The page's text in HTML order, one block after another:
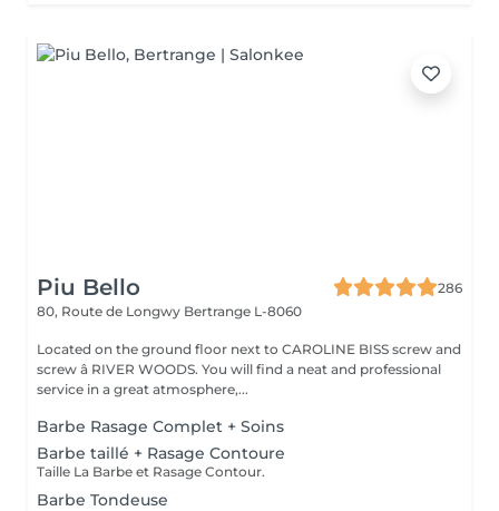
Piu Bello
286
80, Route de Longwy Bertrange L-8060
Located on the ground floor next to CAROLINE BISS screw and
screw â RIVER WOODS. You will find a neat and professional
service in a great atmosphere,...
Barbe Rasage Complet + Soins
Barbe taillé + Rasage Contoure
Taille La Barbe et Rasage Contour.
Barbe Tondeuse